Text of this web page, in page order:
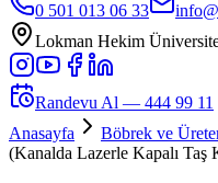
0 501 013 06 33
Lokman Hekim
Randevu Al — 444 99 11
Anasayfa
Böbrek ve
(Kanalda Lazerle Kapalı Taş